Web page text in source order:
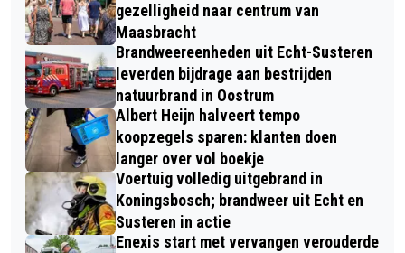
gezelligheid naar centrum van
Maasbracht
Brandweereenheden uit Echt-Susteren
leverden bijdrage aan bestrijden
natuurbrand in Oostrum
Albert Heijn halveert tempo
koopzegels sparen: klanten doen
langer over vol boekje
Voertuig volledig uitgebrand in
Koningsbosch; brandweer uit Echt en
Susteren in actie
Enexis start met vervangen verouderde